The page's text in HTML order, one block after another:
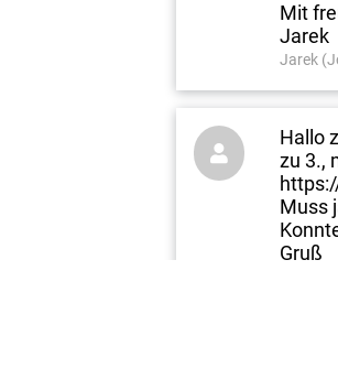
Mit
Jarek
Jarek

Hallo
zu 3.,
Muss
Gruß